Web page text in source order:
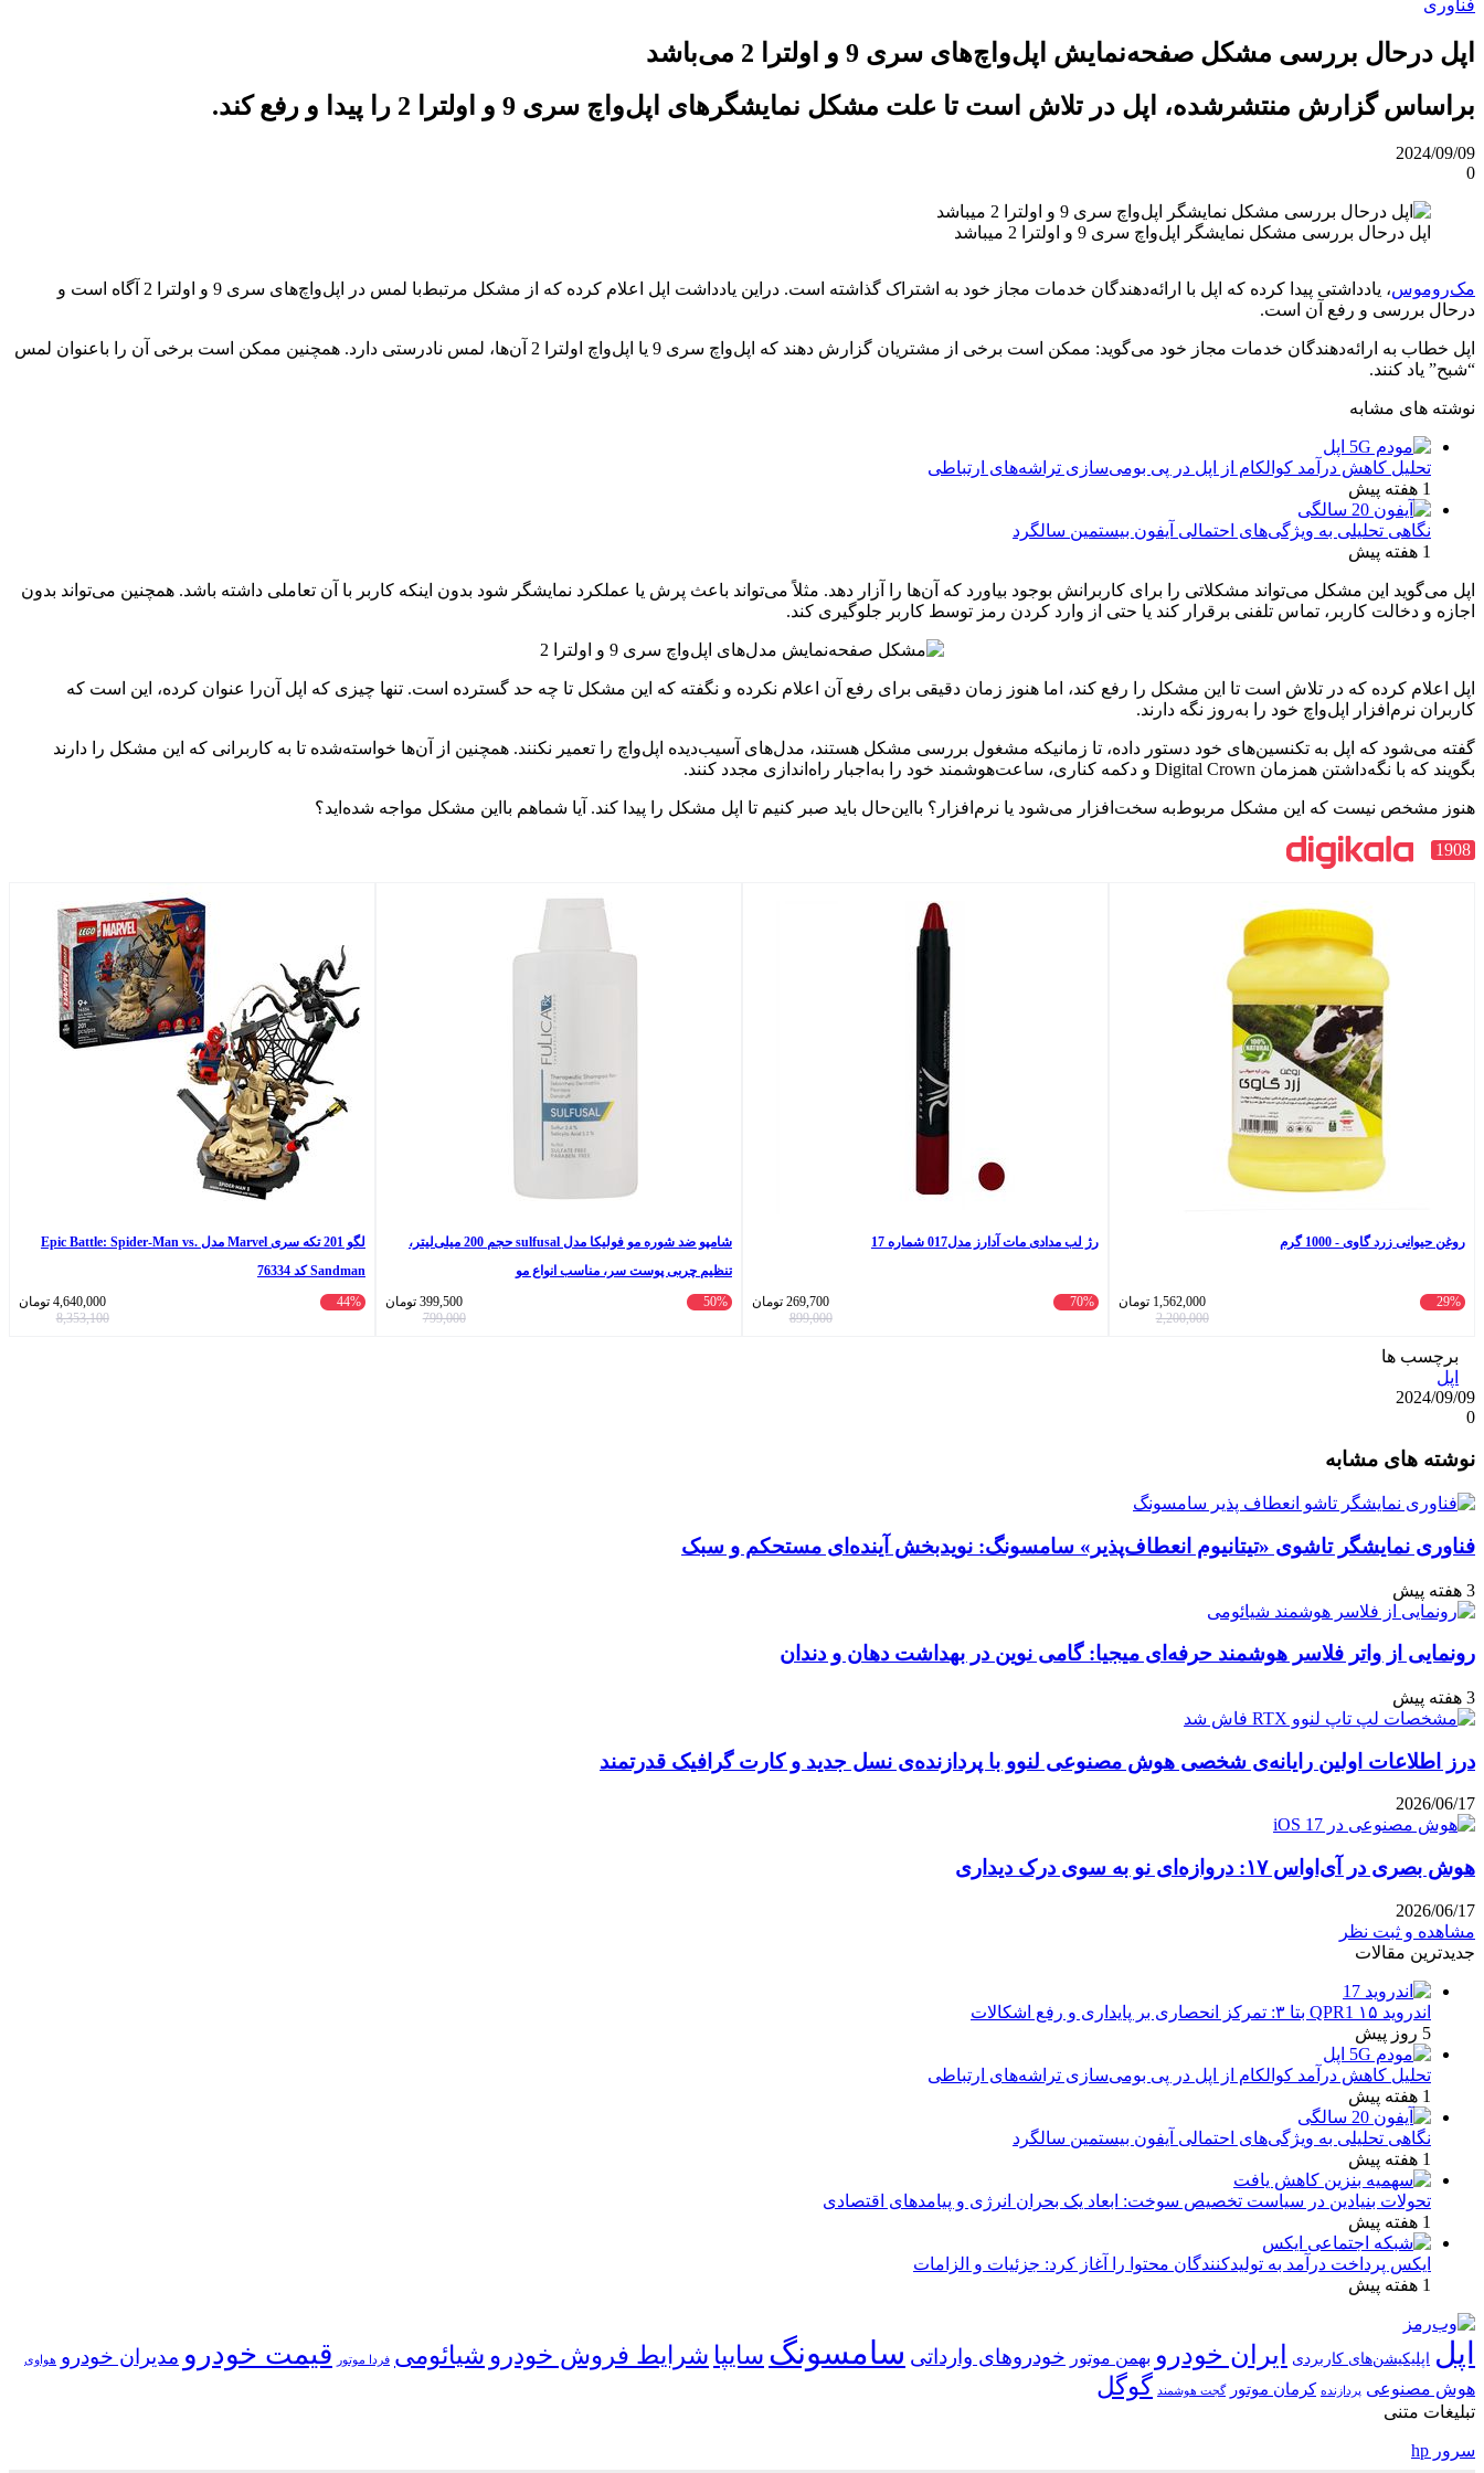
فناوری
اپل درحال بررسی مشکل صفحه‌نمایش اپل‌واچ‌های سری 9 و اولترا 2 می‌باشد
براساس گزارش منتشرشده، اپل در تلاش است تا علت مشکل نمایشگرهای اپل‌واچ سری 9 و اولترا 2 را پیدا و رفع کند.
2024/09/09
0
اپل درحال بررسی مشکل نمایشگر اپل‌واچ سری 9 و اولترا 2 میباشد
مک‌روموس
، یادداشتی پیدا کرده که اپل با ارائه‌دهندگان خدمات مجاز خود به اشتراک گذاشته است. دراین یادداشت اپل اعلام کرده که از مشکل مرتبط‌با لمس در اپل‌واچ‌های سری 9 و اولترا 2 آگاه است و
درحال بررسی و رفع آن است.
اپل خطاب به ارائه‌دهندگان خدمات مجاز خود می‌گوید: ممکن است برخی از مشتریان گزارش دهند که اپل‌واچ سری 9 یا اپل‌واچ اولترا 2 آن‌ها، لمس نادرستی دارد. همچنین ممکن است برخی آن را باعنوان لمس
“شبح” یاد کنند.
نوشته های مشابه
تحلیل کاهش درآمد کوالکام از اپل در پی بومی‌سازی تراشه‌های ارتباطی
1 هفته پیش
نگاهی تحلیلی به ویژگی‌های احتمالی آیفون بیستمین سالگرد
1 هفته پیش
اپل می‌گوید این مشکل می‌تواند مشکلاتی را برای کاربرانش بوجود بیاورد که آن‌ها را آزار دهد. مثلاً می‌تواند باعث پرش یا عملکرد نمایشگر شود بدون اینکه کاربر با آن تعاملی داشته باشد. همچنین می‌تواند بدون
اجازه و دخالت کاربر، تماس تلفنی برقرار کند یا حتی از وارد کردن رمز توسط کاربر جلوگیری کند.
اپل اعلام کرده که در تلاش است تا این مشکل را رفع کند، اما هنوز زمان دقیقی برای رفع آن اعلام نکرده و نگفته که این مشکل تا چه حد گسترده است. تنها چیزی که اپل آن‌را عنوان کرده، این است که
کاربران نرم‌افزار اپل‌واچ خود را به‌روز نگه دارند.
گفته می‌شود که اپل به تکنسین‌های خود دستور داده، تا زمانیکه مشغول بررسی مشکل هستند، مدل‌های آسیب‌دیده اپل‌واچ را تعمیر نکنند. همچنین از آن‌ها خواسته‌شده تا به کاربرانی که این مشکل را دارند
بگویند که با نگه‌داشتن همزمان Digital Crown و دکمه کناری، ساعت‌هوشمند خود را به‌اجبار راه‌اندازی مجدد کنند.
هنوز مشخص نیست که این مشکل مربوط‌به سخت‌افزار می‌شود یا نرم‌افزار؟ بااین‌حال باید صبر کنیم تا اپل مشکل را پیدا کند. آیا شماهم بااین مشکل مواجه شده‌اید؟
1908
روغن حیوانی زرد گاوی - 1000 گرم
29%
1,562,000 تومان
2,200,000
رژ لب مدادی مات آدارز مدل017 شماره 17
70%
269,700 تومان
899,000
شامپو ضد شوره مو فولیکا مدل sulfusal حجم 200 میلی‌لیتر،
تنظیم چربی پوست سر، مناسب انواع مو
50%
399,500 تومان
799,000
لگو 201 تکه سری Marvel مدل Epic Battle: Spider-Man vs.
Sandman کد 76334
44%
4,640,000 تومان
8,353,100
برچسب ها
اپل
2024/09/09
0
آپ
گذاری
ایمیل
نوشته های مشابه
فناوری نمایشگر تاشوی «تیتانیوم انعطاف‌پذیر» سامسونگ: نویدبخش آینده‌ای مستحکم و سبک
3 هفته پیش
رونمایی از واتر فلاسر هوشمند حرفه‌ای میجیا: گامی نوین در بهداشت دهان و دندان
3 هفته پیش
درز اطلاعات اولین رایانه‌ی شخصی هوش مصنوعی لنوو با پردازنده‌ی نسل جدید و کارت گرافیک قدرتمند
2026/06/17
هوش بصری در آی‌او‌اس ۱۷: دروازه‌ای نو به سوی درک دیداری
2026/06/17
مشاهده و ثبت نظر
جدیدترین مقالات
اندروید ۱۵ QPR1 بتا ۳: تمرکز انحصاری بر پایداری و رفع اشکالات
5 روز پیش
تحلیل کاهش درآمد کوالکام از اپل در پی بومی‌سازی تراشه‌های ارتباطی
1 هفته پیش
نگاهی تحلیلی به ویژگی‌های احتمالی آیفون بیستمین سالگرد
1 هفته پیش
تحولات بنیادین در سیاست تخصیص سوخت: ابعاد یک بحران انرژی و پیامدهای اقتصادی
1 هفته پیش
ایکس پرداخت درآمد به تولیدکنندگان محتوا را آغاز کرد: جزئیات و الزامات
1 هفته پیش
اپل اپلیکیشن‌های کاربردی ایران خودرو بهمن موتور خودروهای وارداتی سامسونگ سایپا شرایط فروش خودرو شیائومی فردا موتور قیمت خودرو مدیران خودرو هواوی
هوش مصنوعی پردازنده کرمان موتور گجت هوشمند گوگل
تبلیغات متنی
سرور hp